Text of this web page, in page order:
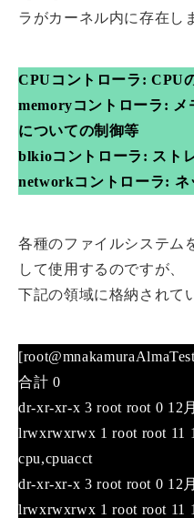
ラがカーネル内に存在し
CPUコントローラ: CPU
memoryコントローラ:
についての制御等
blkioコントローラ: スト
networkコントローラ:
各種のファイルシステム
して使用するのですが、
下記の領域に格納されて
合計 0
dr-xr-xr-x 3 root root 0 12
lrwxrwxrwx 1 root root 11
cpu,cpuacct
dr-xr-xr-x 3 root root 0 12
lrwxrwxrwx 1 root root 11